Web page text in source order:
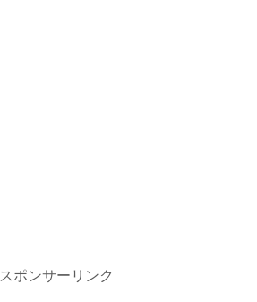
スポンサーリンク